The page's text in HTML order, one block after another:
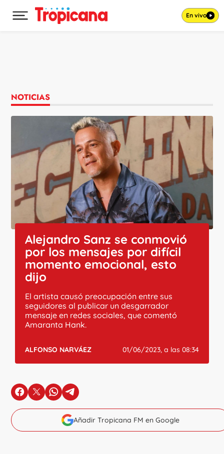
Desplegar menú principal En vivo
NOTICIAS
Alejandro Sanz se conmovió
por los mensajes por difícil
momento emocional, esto
dijo
El artista causó preocupación entre sus
seguidores al publicar un desgarrador
mensaje en redes sociales, que comentó
Amaranta Hank.
ALFONSO NARVÁEZ 01/06/2023, a las 08:34
en Facebook
en Xen Whatsapp
en Telegram
Añadir Tropicana FM en Google